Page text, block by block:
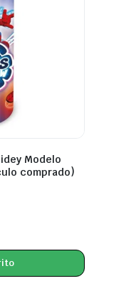
Modelo
comprado)